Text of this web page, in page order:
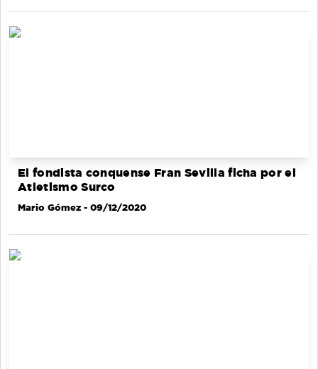
El fondista conquense Fran Sevilla ficha por el
Atletismo Surco
Mario Gómez - 09/12/2020